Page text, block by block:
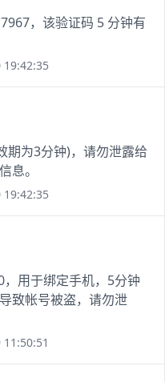
，该验证码 5 分钟有
19:42:35
期为3分钟)，请勿泄露给
息。
19:42:35
，用于绑定手机，5分钟
致帐号被盗，请勿泄